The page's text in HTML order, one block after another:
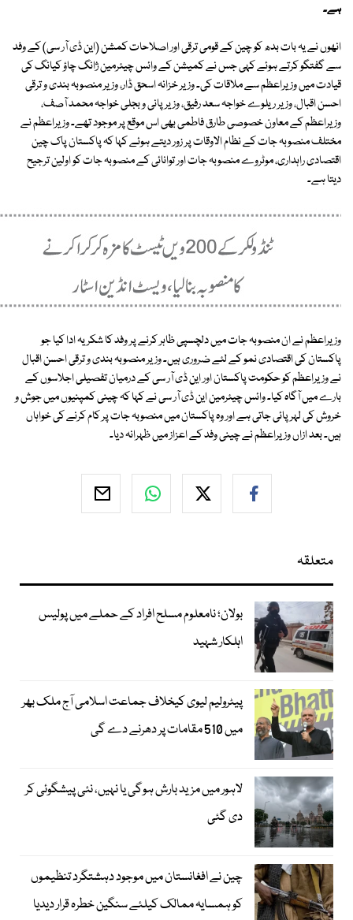
ہے۔
انھوں نے یہ بات بدھ کو چین کے قومی ترقی اور اصلاحات کمشن (این ڈی آر سی) کے وفد
سے گفتگو کرتے ہوئے کہی جس نے کمیشن کے وائس چیئرمین ژانگ چاؤ کیانگ کی
قیادت میں وزیراعظم سے ملاقات کی۔ وزیر خزانہ اسحق ڈار، وزیر منصوبہ بندی و ترقی
احسن اقبال، وزیر ریلوے خواجہ سعد رفیق، وزیر پانی و بجلی خواجہ محمد آصف،
وزیراعظم کے معاون خصوصی طارق فاطمی بھی اس موقع پر موجود تھے۔ وزیراعظم نے
مختلف منصوبہ جات کے نظام الاوقات پر زور دیتے ہوئے کہا کہ پاکستان پاک چین
اقتصادی راہداری، موٹروے منصوبہ جات اور توانائی کے منصوبہ جات کو اولین ترجیح
دیتا ہے۔
وزیراعظم نے ان منصوبہ جات میں دلچسپی ظاہر کرنے پر وفد کا شکریہ ادا کیا جو
پاکستان کی اقتصادی نمو کے لئے ضروری ہیں۔ وزیر منصوبہ بندی و ترقی احسن اقبال
نے وزیراعظم کو حکومت پاکستان اور این ڈی آر سی کے درمیان تفصیلی اجلاسوں کے
بارے میں آگاہ کیا۔ وائس چیئرمین این ڈی آر سی نے کہا کہ چینی کمپنیوں میں جوش و
خروش کی لہر پائی جاتی ہے اور وہ پاکستان میں منصوبہ جات پر کام کرنے کی خواہاں
ہیں۔ بعد ازاں وزیراعظم نے چینی وفد کے اعزاز میں ظہرانہ دیا۔
متعلقہ
بولان؛ نامعلوم مسلح افراد کے حملے میں پولیس
اہلکار شہید
پیٹرولیم لیوی کیخلاف جماعت اسلامی آج ملک بھر
میں 510 مقامات پر دھرنے دے گی
لاہور میں مزید بارش ہوگی یا نہیں، نئی پیشگوئی کر
دی گئی
چین نے افغانستان میں موجود دہشتگرد تنظیموں
کو ہمسایہ ممالک کیلئے سنگین خطرہ قرار دیدیا